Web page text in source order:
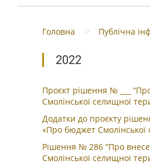
Головна > Публічна
2022
Проєкт рішення № ___
Смолінської селищної
Додатки до проєкту
«Про бюджет Смолінської
Рішення № 286 “Про
Смолінської селищної